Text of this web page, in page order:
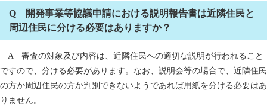
Q 開発事業等協議申請における説明報告書は近隣住民と
周辺住民に分ける必要はありますか？
A 審査の対象及び内容は、近隣住民への適切な説明が行われること
ですので、分ける必要があります。なお、説明会等の場合で、近隣住民
の方か周辺住民の方か判別できないようであれば用紙を分ける必要はあ
りません。